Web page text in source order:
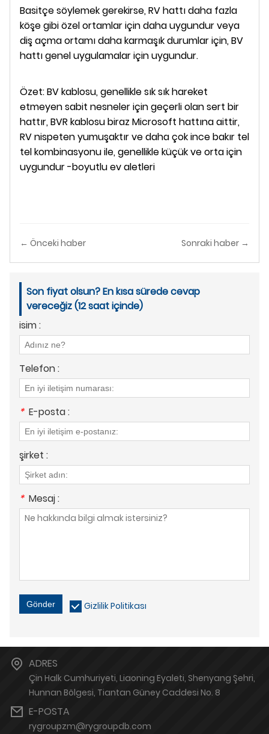
Basitçe söylemek gerekirse, RV hattı daha fazla
köşe gibi özel ortamlar için daha uygundur veya
diş açma ortamı daha karmaşık durumlar için, BV
hattı genel uygulamalar için uygundur.
Özet: BV kablosu, genellikle sık sık hareket
etmeyen sabit nesneler için geçerli olan sert bir
hattır, BVR kablosu biraz Microsoft hattına aittir,
RV nispeten yumuşaktır ve daha çok ince bakır tel
tel kombinasyonu ile, genellikle küçük ve orta için
uygundur -boyutlu ev aletleri
← Önceki haber Sonraki haber →
Son fiyat olsun? En kısa sürede cevap
vereceğiz (12 saat içinde)
isim :
Telefon :
* E-posta :
şirket :
* Mesaj :
Gönder Gizlilik Politikası
ADRES
Çin Halk Cumhuriyeti, Liaoning Eyaleti, Shenyang Şehri,
Hunnan Bölgesi, Tiantan Güney Caddesi No. 8
E-POSTA
rygroupzm@rygroupdb.com